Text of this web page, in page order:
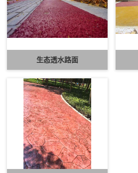
生态透水路面